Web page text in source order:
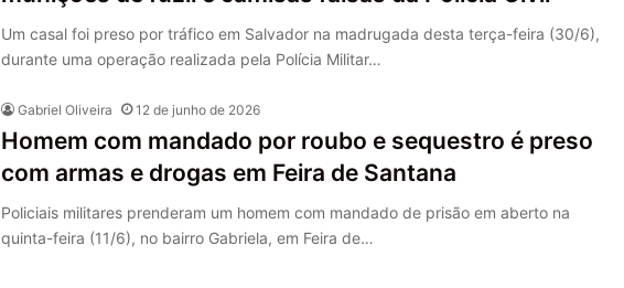
Um casal foi preso por tráfico em Salvador na madrugada desta terça-feira (30/6),
durante uma operação realizada pela Polícia Militar…
Gabriel Oliveira 12 de junho de 2026
Homem com mandado por roubo e sequestro é preso
com armas e drogas em Feira de Santana
Policiais militares prenderam um homem com mandado de prisão em aberto na
quinta-feira (11/6), no bairro Gabriela, em Feira de…